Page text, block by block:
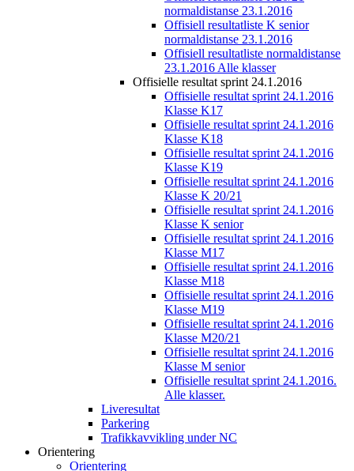
normaldistanse 23.1.2016
Offisiell resultatliste K senior
normaldistanse 23.1.2016
Offisiell resultatliste normaldistanse
23.1.2016 Alle klasser
Offisielle resultat sprint 24.1.2016
Offisielle resultat sprint 24.1.2016
Klasse K17
Offisielle resultat sprint 24.1.2016
Klasse K18
Offisielle resultat sprint 24.1.2016
Klasse K19
Offisielle resultat sprint 24.1.2016
Klasse K 20/21
Offisielle resultat sprint 24.1.2016
Klasse K senior
Offisielle resultat sprint 24.1.2016
Klasse M17
Offisielle resultat sprint 24.1.2016
Klasse M18
Offisielle resultat sprint 24.1.2016
Klasse M19
Offisielle resultat sprint 24.1.2016
Klasse M20/21
Offisielle resultat sprint 24.1.2016
Klasse M senior
Offisielle resultat sprint 24.1.2016.
Alle klasser.
Liveresultat
Parkering
Trafikkavvikling under NC
Orientering
Orientering